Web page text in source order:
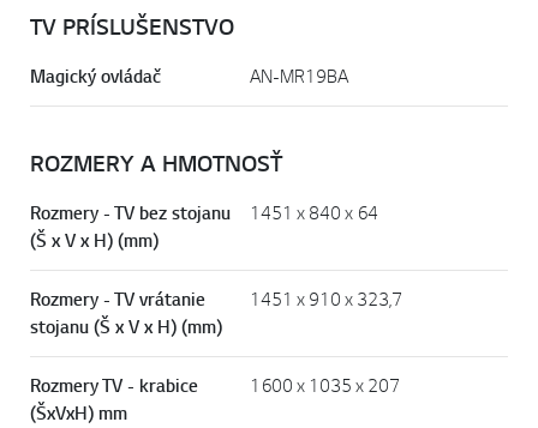
TV PRÍSLUŠENSTVO
Magický ovládač AN-MR19BA
ROZMERY A HMOTNOSŤ
Rozmery - TV bez stojanu
(Š x V x H) (mm)
1451 x 840 x 64
Rozmery - TV vrátanie
stojanu (Š x V x H) (mm)
1451 x 910 x 323,7
Rozmery TV - krabice
(ŠxVxH) mm
1600 x 1035 x 207